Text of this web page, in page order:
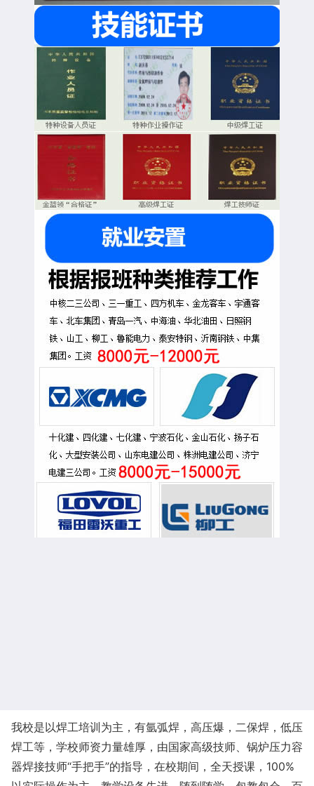
我校是以焊工培训为主，有氩弧焊，高压爆，二保焊，低压
焊工等，学校师资力量雄厚，由国家高级技师、锅炉压力容
器焊接技师“手把手”的指导，在校期间，全天授课，100%